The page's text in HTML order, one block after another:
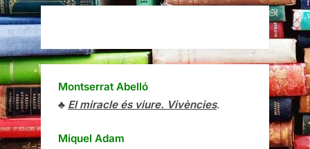
Montserrat Abelló
♣ El miracle és viure. Vivències.
Miquel Adam